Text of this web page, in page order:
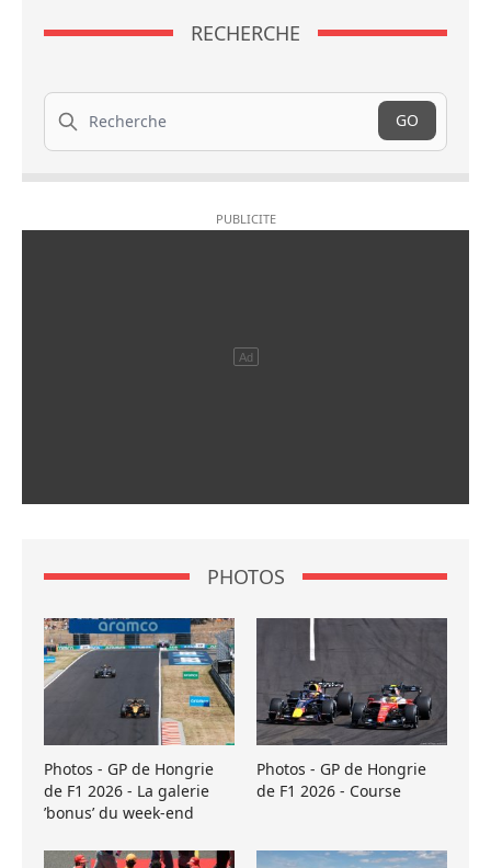
RECHERCHE
Recherche
GO
PHOTOS
Photos - GP de Hongrie
de F1 2026 - La galerie
’bonus’ du week-end
Photos - GP de Hongrie
de F1 2026 - Course